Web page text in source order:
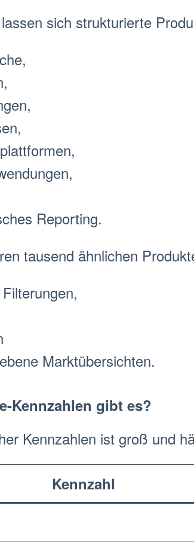
sich strukturierte
Reporting.
tausend ähnlichen
Marktübersichten.
Kennzahlen gibt es?
Kennzahlen ist groß und
Kennzahl